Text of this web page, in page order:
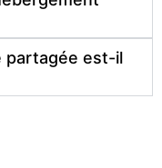
partagée est-il